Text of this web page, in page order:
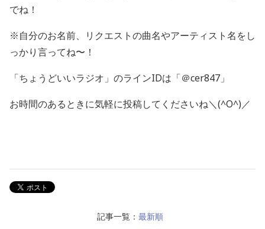
でね！
※自分のお名前、リクエストの曲名やアーティスト名をし
っかり言ってね〜！
「ちょうどいいラジオ」のラインIDは「＠cer847」
お時間のあるときに気軽に投稿してくださいね＼(^O^)／
記事一覧： 最新順